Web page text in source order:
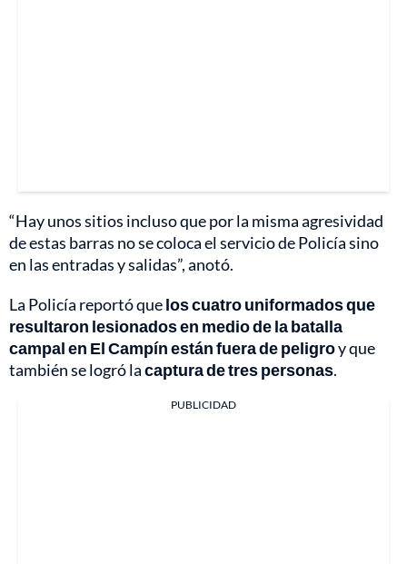
“Hay unos sitios incluso que por la misma agresividad
de estas barras no se coloca el servicio de Policía sino
en las entradas y salidas”, anotó.
La Policía reportó quelos cuatro uniformados que
resultaron lesionados en medio de la batalla
campal en El Campín están fuera de peligroy que
también se logró lacaptura de tres personas.
PUBLICIDAD